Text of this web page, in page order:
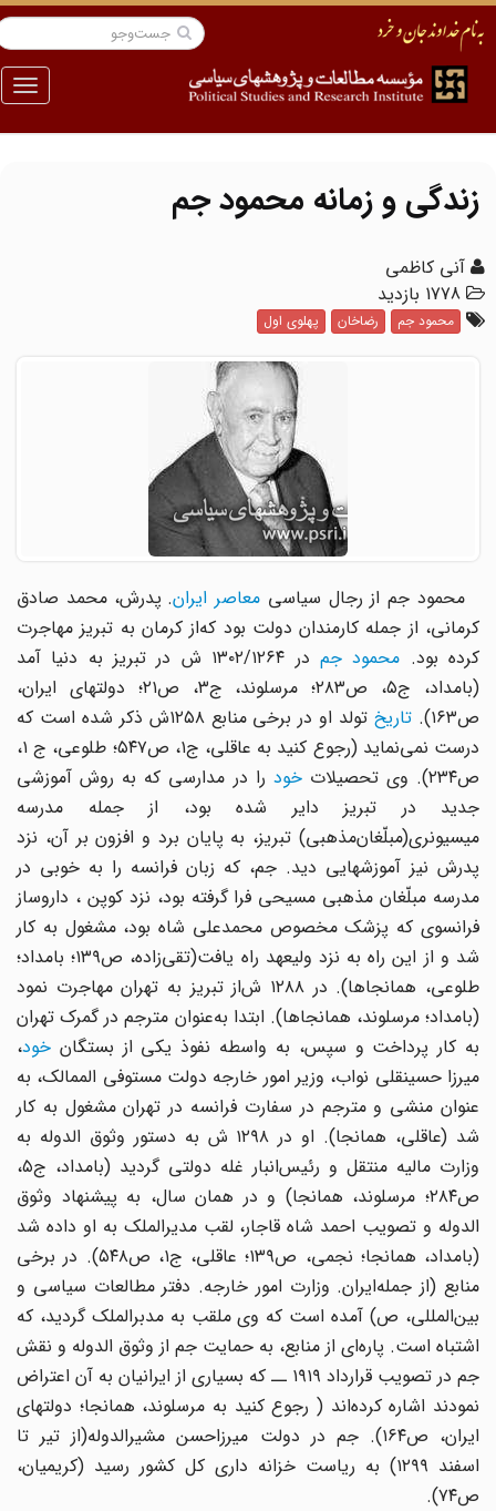
منو
زندگی و زمانه محمود جم
آنی کاظمی
1778 بازدید
محمود جم رضاخان پهلوی اول
محمود جم از رجال ‌سیاسی‌معاصر ایران‌. پدرش‌، محمد صادق
‌کرمانی‌، از جمله‌ کارمندان ‌دولت ‌بود که‌از کرمان ‌به‌ تبریز مهاجرت‌
کرده‌ بود.محمود جم
‌ در ۱۳۰۲/۱۲۶۴ ش ‌در تبریز به ‌دنیا آمد
(بامداد، ج‌۵، ص‌۲۸۳؛ مرسلوند، ج‌۳، ص‌۲۱؛ دولتهای ‌ایران‌،
ص‌۱۶۳).
تاریخ
‌تولد او در برخی‌ منابع ۱۲۵۸ش ‌ذکر شده ‌است ‌که‌
درست‌ نمی‌نماید (رجوع کنید به عاقلی‌، ج‌۱، ص‌۵۴۷؛ طلوعی‌، ج‌ ۱،
ص‌۲۳۴). وی ‌تحصیلات‌
خودرا در مدارسی ‌که ‌به‌ روش ‌آموزشی‌
جدید در تبریز دایر شده‌ بود، از جمله‌ مدرسه
‌میسیونری‌(مبلّغان‌مذهبی‌) تبریز، به‌ پایان ‌برد و افزون‌ بر آن‌، نزد
پدرش ‌نیز آموزشهایی دید. جم‌، که‌ زبان ‌فرانسه‌ را به‌ خوبی ‌در
مدرسه مبلّغان ‌مذهبی‌ مسیحی ‌فرا گرفته‌ بود، نزد کوپن‌ ، داروساز
فرانسوی‌ که‌ پزشک ‌مخصوص ‌محمدعلی ‌شاه‌ بود، مشغول ‌به ‌کار
شد و از این ‌راه ‌به ‌نزد ولیعهد راه‌ یافت‌(تقی‌زاده‌، ص‌۱۳۹؛ بامداد؛
طلوعی‌، همانجاها). در ۱۲۸۸ ش‌از تبریز به ‌تهران ‌مهاجرت ‌نمود
(بامداد؛ مرسلوند، همانجاها). ابتدا به‌عنوان‌ مترجم‌ در گمرک‌ تهران
‌به ‌کار پرداخت ‌و سپس‌، به‌ واسطه نفوذ یکی ‌از بستگان ‌خود،
میرزا حسینقلی ‌نواب‌، وزیر امور خارجه دولت‌ مستوفی‌ الممالک‌، به
‌عنوان ‌منشی‌ و مترجم ‌در سفارت ‌فرانسه ‌در تهران‌ مشغول ‌به‌ کار
شد (عاقلی‌، همانجا). او در ۱۲۹۸ ش ‌به ‌دستور وثوق ‌الدوله‌ به
‌وزارت‌ مالیه ‌منتقل ‌و رئیس‌انبار غله‌ دولتی‌ گردید (بامداد، ج‌۵،
ص‌۲۸۴؛ مرسلوند، همانجا) و در همان ‌سال‌، به ‌پیشنهاد وثوق‌
الدوله‌ و تصویب ‌احمد شاه‌ قاجار، لقب‌ مدیرالملک ‌به ‌او داده‌ شد
(بامداد، همانجا؛ نجمی‌، ص‌۱۳۹؛ عاقلی‌، ج‌۱، ص‌۵۴۸). در برخی
‌منابع (از جمله‌ایران‌. وزارت ‌امور خارجه‌. دفتر مطالعات ‌سیاسی ‌و
بین‌المللی‌، ص‌) آمده ‌است ‌که ‌وی‌ ملقب ‌به‌ مدبرالملک ‌گردید، که
‌اشتباه ‌است‌. پاره‌ای ‌از منابع‌، به‌ حمایت‌ جم ‌از وثوق ‌الدوله ‌و نقش
‌جم‌ در تصویب ‌قرارداد ۱۹۱۹ ــ که ‌بسیاری ‌از ایرانیان ‌به ‌آن‌ اعتراض‌
نمودند اشاره ‌کرده‌اند ( رجوع کنید به مرسلوند، همانجا؛ دولتهای‌
ایران‌، ص‌۱۶۴). جم‌ در دولت ‌میرزاحسن‌ مشیرالدوله‌(از تیر تا
اسفند ۱۲۹۹) به ‌ریاست ‌خزانه‌ داری‌ کل کشور رسید (کریمیان‌،
ص‌۷۴).